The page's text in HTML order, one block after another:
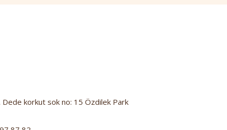
korkut sok no: 15 Özdilek Park